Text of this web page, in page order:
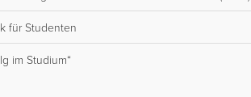
für Studenten
im Studium“